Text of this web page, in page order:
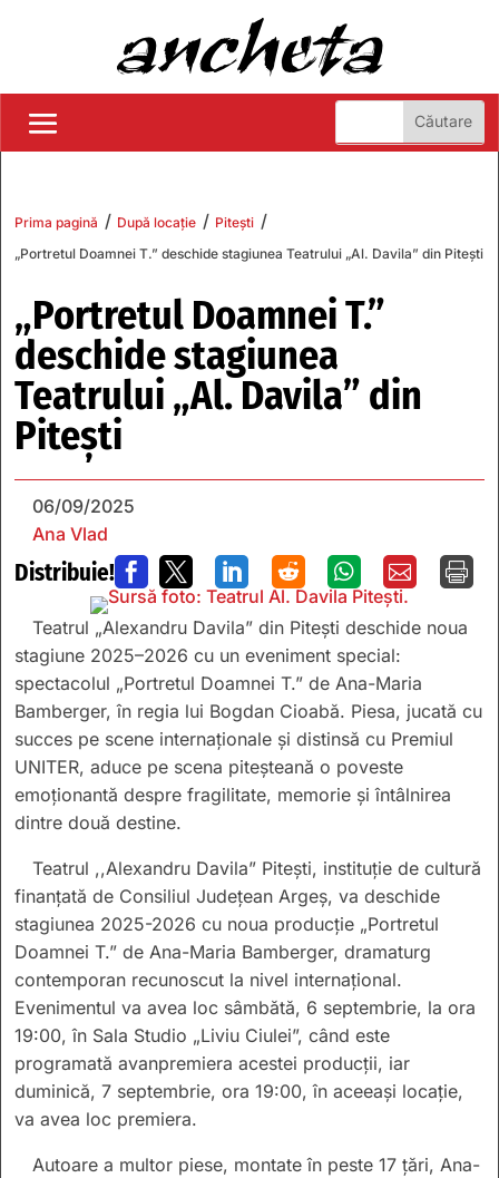
Prima pagină / După locație / Pitești /
„Portretul Doamnei T.” deschide stagiunea Teatrului „Al. Davila” din Pitești
„Portretul Doamnei T.”
deschide stagiunea
Teatrului „Al. Davila” din
Pitești
06/09/2025
Ana Vlad
Distribuie!       
Teatrul „Alexandru Davila” din Pitești deschide noua
stagiune 2025–2026 cu un eveniment special:
spectacolul „Portretul Doamnei T.” de Ana-Maria
Bamberger, în regia lui Bogdan Cioabă. Piesa, jucată cu
succes pe scene internaționale și distinsă cu Premiul
UNITER, aduce pe scena piteșteană o poveste
emoționantă despre fragilitate, memorie și întâlnirea
dintre două destine.
Teatrul ,,Alexandru Davila” Pitești, instituție de cultură
finanțată de Consiliul Județean Argeș, va deschide
stagiunea 2025-2026 cu noua producție „Portretul
Doamnei T.” de Ana-Maria Bamberger, dramaturg
contemporan recunoscut la nivel internațional.
Evenimentul va avea loc sâmbătă, 6 septembrie, la ora
19:00, în Sala Studio „Liviu Ciulei”, când este
programată avanpremiera acestei producții, iar
duminică, 7 septembrie, ora 19:00, în aceeași locație,
va avea loc premiera.
Autoare a multor piese, montate în peste 17 țări, Ana-